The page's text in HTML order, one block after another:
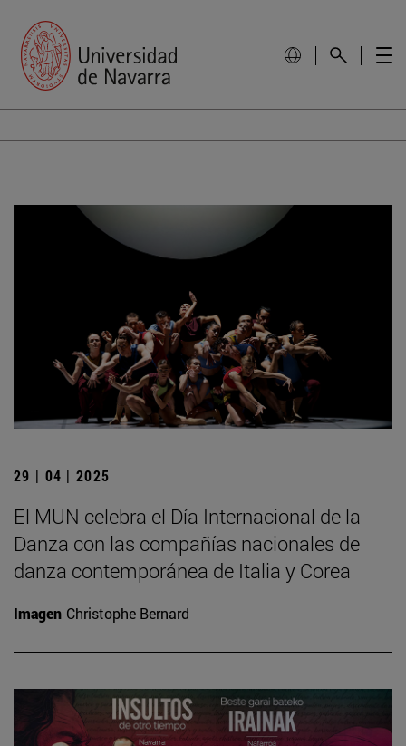
29 | 04 | 2025
El MUN celebra el Día Internacional de la
Danza con las compañías nacionales de
danza contemporánea de Italia y Corea
Imagen Christophe Bernard